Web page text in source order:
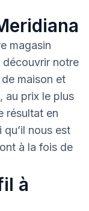
magasin
découvrir notre
maison et
au prix le plus
résultat en
nous est
à la fois de
à